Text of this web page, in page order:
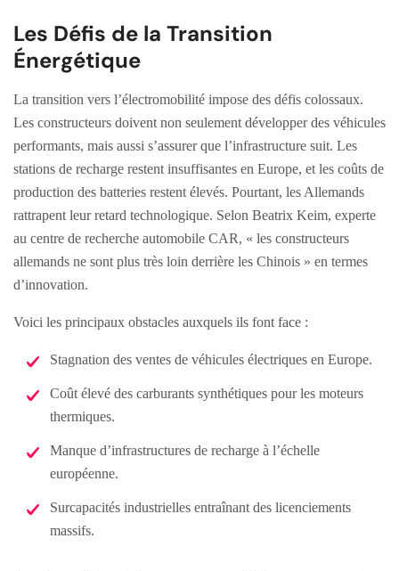
Les Défis de la Transition
Énergétique
La transition vers l’électromobilité impose des défis colossaux.
Les constructeurs doivent non seulement développer des véhicules
performants, mais aussi s’assurer que l’infrastructure suit. Les
stations de recharge restent insuffisantes en Europe, et les coûts de
production des batteries restent élevés. Pourtant, les Allemands
rattrapent leur retard technologique. Selon Beatrix Keim, experte
au centre de recherche automobile CAR, « les constructeurs
allemands ne sont plus très loin derrière les Chinois » en termes
d’innovation.
Voici les principaux obstacles auxquels ils font face :
Stagnation des ventes de véhicules électriques en Europe.
Coût élevé des carburants synthétiques pour les moteurs
thermiques.
Manque d’infrastructures de recharge à l’échelle
européenne.
Surcapacités industrielles entraînant des licenciements
massifs.